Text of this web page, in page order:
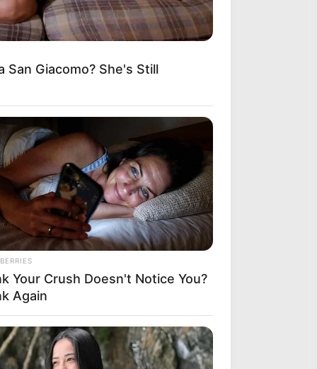
San Giacomo? She's Still
Your Crush Doesn't Notice You?
Again